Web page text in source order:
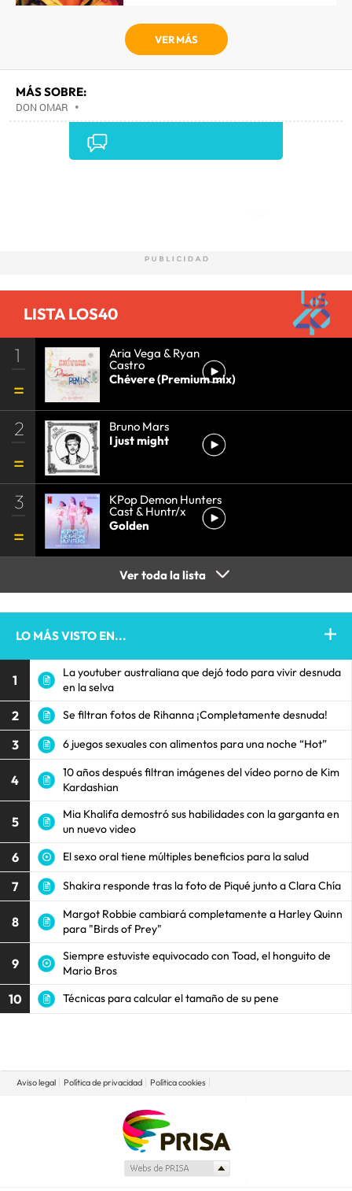
VER MÁS
MÁS SOBRE:
DON OMAR •
LISTA LOS40
1 Aria Vega & Ryan
Castro
Chévere (Premium mix)
2
Bruno Mars
I just might
3 KPop Demon Hunters
Cast & Huntr/x
Golden
Ver toda la lista
LO MÁS VISTO EN...
1
La youtuber australiana que dejó todo para vivir desnuda
en la selva
2 Se filtran fotos de Rihanna ¡Completamente desnuda!
3 6 juegos sexuales con alimentos para una noche “Hot”
4
10 años después filtran imágenes del vídeo porno de Kim
Kardashian
5
Mia Khalifa demostró sus habilidades con la garganta en
un nuevo video
6 El sexo oral tiene múltiples beneficios para la salud
7 Shakira responde tras la foto de Piqué junto a Clara Chía
8
Margot Robbie cambiará completamente a Harley Quinn
para "Birds of Prey"
9
Siempre estuviste equivocado con Toad, el honguito de
Mario Bros
10 Técnicas para calcular el tamaño de su pene
Aviso legal Política de privacidad Política cookies